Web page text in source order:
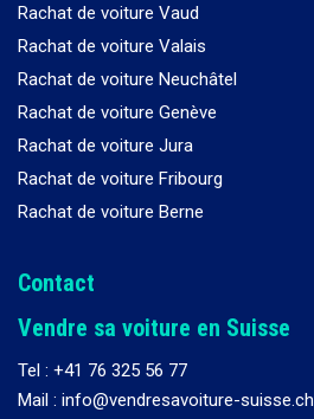
Rachat de voiture Vaud
Rachat de voiture Valais
Rachat de voiture Neuchâtel
Rachat de voiture Genève
Rachat de voiture Jura
Rachat de voiture Fribourg
Rachat de voiture Berne
Contact
Vendre sa voiture en Suisse
Tel : +41 76 325 56 77
Mail : info@vendresavoiture-suisse.ch